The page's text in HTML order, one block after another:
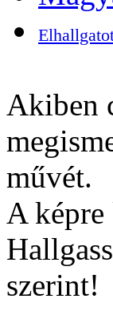
Akiben
művét.
A
szerint!